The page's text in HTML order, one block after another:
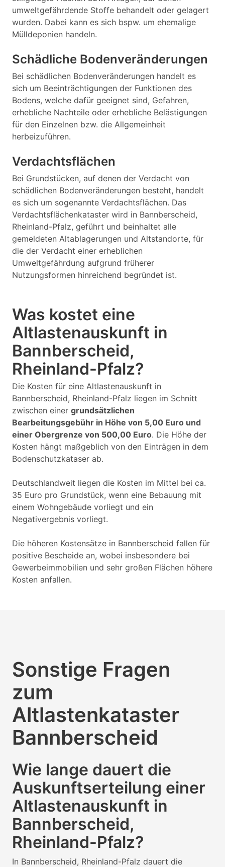
umweltgefährdende Stoffe behandelt oder gelagert
wurden. Dabei kann es sich bspw. um ehemalige
Mülldeponien handeln.
Schädliche Bodenveränderungen
Bei schädlichen Bodenveränderungen handelt es
sich um Beeinträchtigungen der Funktionen des
Bodens, welche dafür geeignet sind, Gefahren,
erhebliche Nachteile oder erhebliche Belästigungen
für den Einzelnen bzw. die Allgemeinheit
herbeizuführen.
Verdachtsflächen
Bei Grundstücken, auf denen der Verdacht von
schädlichen Bodenveränderungen besteht, handelt
es sich um sogenannte Verdachtsflächen. Das
Verdachtsflächenkataster wird in Bannberscheid,
Rheinland-Pfalz, geführt und beinhaltet alle
gemeldeten Altablagerungen und Altstandorte, für
die der Verdacht einer erheblichen
Umweltgefährdung aufgrund früherer
Nutzungsformen hinreichend begründet ist.
Was kostet eine
Altlastenauskunft in
Bannberscheid,
Rheinland-Pfalz?
Die Kosten für eine Altlastenauskunft in
Bannberscheid, Rheinland-Pfalz liegen im Schnitt
zwischen einer grundsätzlichen
Bearbeitungsgebühr in Höhe von 5,00 Euro und
einer Obergrenze von 500,00 Euro. Die Höhe der
Kosten hängt maßgeblich von den Einträgen in dem
Bodenschutzkataser ab.
Deutschlandweit liegen die Kosten im Mittel bei ca.
35 Euro pro Grundstück, wenn eine Bebauung mit
einem Wohngebäude vorliegt und ein
Negativergebnis vorliegt.
Die höheren Kostensätze in Bannberscheid fallen für
positive Bescheide an, wobei insbesondere bei
Gewerbeimmobilien und sehr großen Flächen höhere
Kosten anfallen.
Sonstige Fragen
zum
Altlastenkataster
Bannberscheid
Wie lange dauert die
Auskunftserteilung einer
Altlastenauskunft in
Bannberscheid,
Rheinland-Pfalz?
In Bannberscheid, Rheinland-Pfalz dauert die